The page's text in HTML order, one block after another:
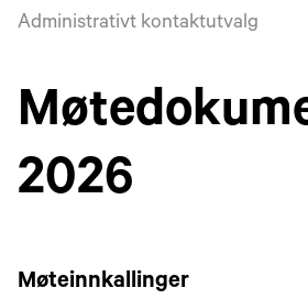
Administrativt kontaktutvalg
2026
Møteinnkallinger